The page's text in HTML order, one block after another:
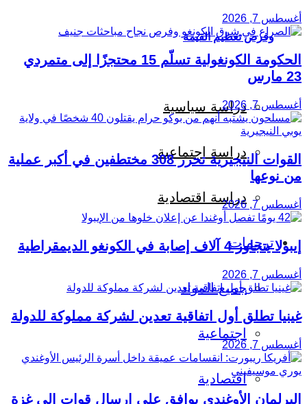
وفرص تعظيم القيمة
دراسة سياسية
دراسة اجتماعية
دراسة اقتصادية
ترجمات
جميع المواد
اجتماعية
اقتصادية
أغسطس 7, 2026
الحكومة الكونغولية تسلّم 15 محتجزًا إلى متمردي
23 مارس
أغسطس 7, 2026
القوات النيجيرية تحرر 308 مختطفين في أكبر عملية
من نوعها
أغسطس 7, 2026
إيبولا يتجاوز 4 آلاف إصابة في الكونغو الديمقراطية
أغسطس 7, 2026
غينيا تطلق أول اتفاقية تعدين لشركة مملوكة للدولة
أغسطس 7, 2026
البرلمان الأوغندي يوافق على إرسال قوات إلى غزة